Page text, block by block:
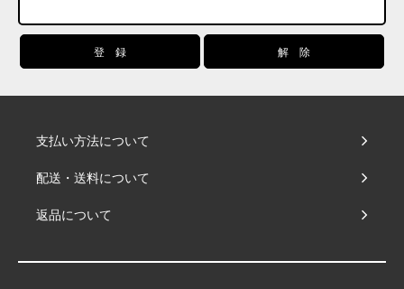
支払い方法について
配送・送料について
返品について